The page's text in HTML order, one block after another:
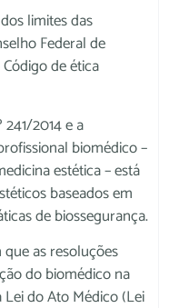
limites das
Federal de
de ética
2014 e a
biomédico –
estética – está
baseados em
de biossegurança.
as resoluções
do biomédico na
do Ato Médico (Lei